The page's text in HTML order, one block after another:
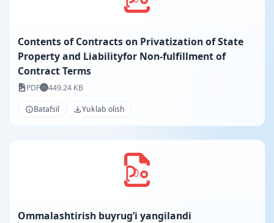
Contents of Contracts on Privatization of State
Property and Liabilityfor Non-fulfillment of
Contract Terms
PDF 449.24 KB
Batafsil Yuklab olish
Ommalashtirish buyrug’i yangilandi